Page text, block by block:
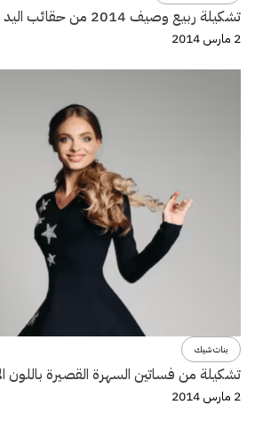
تشكيلة ربيع وصيف 2014 من حقائب اليد
2 مارس 2014
بنات شيك
تشكيلة من فساتين السهرة القصيرة باللون
2 مارس 2014